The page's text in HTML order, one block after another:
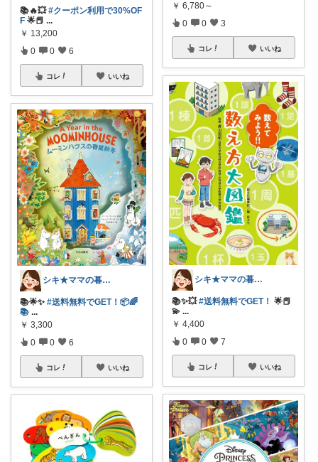
📚🔥💥#クーポン利用で30%OF
F 🌟📕 ...
￥ 13,200
0 0 6
コレ いいね
シキ★ママの暮らし、キッズ
📚🌟✨ #送料無料でGET！📦🌈
📚 ...
￥ 3,300
0 0 6
コレ いいね
￥ 6,780～
0 0 3
コレ いいね
シキ★ママの暮らし、キッズ
📚✨💥#送料無料でGET！ 🌟📕
💫 ...
￥ 4,400
0 0 7
コレ いいね